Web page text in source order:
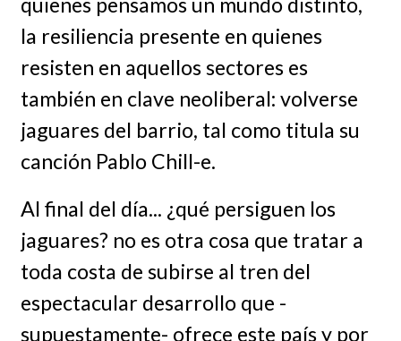
la resiliencia presente en quienes
resisten en aquellos sectores es
también en clave neoliberal: volverse
jaguares del barrio, tal como titula su
canción Pablo Chill-e.
Al final del día... ¿qué persiguen los
jaguares? no es otra cosa que tratar a
toda costa de subirse al tren del
espectacular desarrollo que -
supuestamente- ofrece este país y por